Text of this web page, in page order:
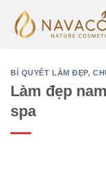
BÍ QUYẾT LÀM ĐẸP,
Làm đẹp
spa